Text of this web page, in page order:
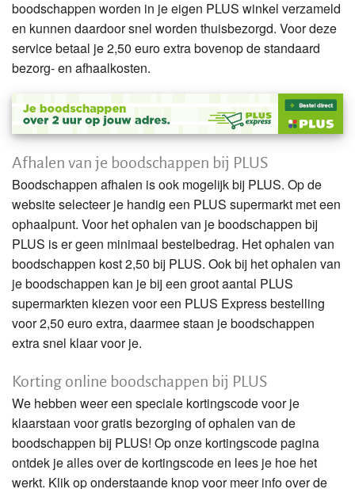
boodschappen worden in je eigen PLUS winkel verzameld
en kunnen daardoor snel worden thuisbezorgd. Voor deze
service betaal je 2,50 euro extra bovenop de standaard
bezorg- en afhaalkosten.
Afhalen van je boodschappen bij PLUS
Boodschappen afhalen is ook mogelijk bij PLUS. Op de
website selecteer je handig een PLUS supermarkt met een
ophaalpunt. Voor het ophalen van je boodschappen bij
PLUS is er geen minimaal bestelbedrag. Het ophalen van
boodschappen kost 2,50 bij PLUS. Ook bij het ophalen van
je boodschappen kan je bij een groot aantal PLUS
supermarkten kiezen voor een PLUS Express bestelling
voor 2,50 euro extra, daarmee staan je boodschappen
extra snel klaar voor je.
Korting online boodschappen bij PLUS
We hebben weer een speciale kortingscode voor je
klaarstaan voor gratis bezorging of ophalen van de
boodschappen bij PLUS! Op onze kortingscode pagina
ontdek je alles over de kortingscode en lees je hoe het
werkt. Klik op onderstaande knop voor meer info over de